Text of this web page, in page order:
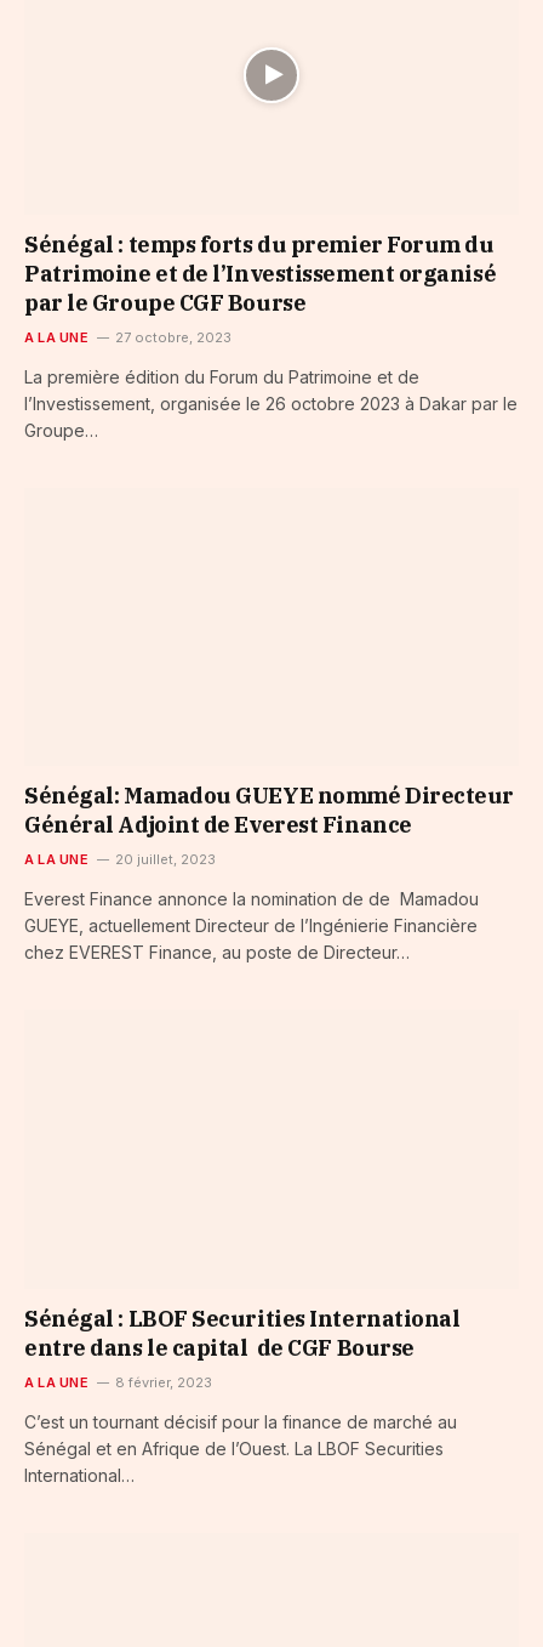
Sénégal : temps forts du premier Forum du
Patrimoine et de l’Investissement organisé
par le Groupe CGF Bourse
A LA UNE 27 octobre, 2023
La première édition du Forum du Patrimoine et de
l’Investissement, organisée le 26 octobre 2023 à Dakar par le
Groupe…
Sénégal: Mamadou GUEYE nommé Directeur
Général Adjoint de Everest Finance
A LA UNE 20 juillet, 2023
Everest Finance annonce la nomination de de Mamadou
GUEYE, actuellement Directeur de l’Ingénierie Financière
chez EVEREST Finance, au poste de Directeur…
Sénégal : LBOF Securities International
entre dans le capital de CGF Bourse
A LA UNE 8 février, 2023
C’est un tournant décisif pour la finance de marché au
Sénégal et en Afrique de l’Ouest. La LBOF Securities
International…